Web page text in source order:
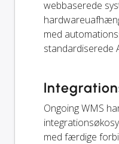
webbaserede
med
standardiserede
Ongoing WMS
med færdige